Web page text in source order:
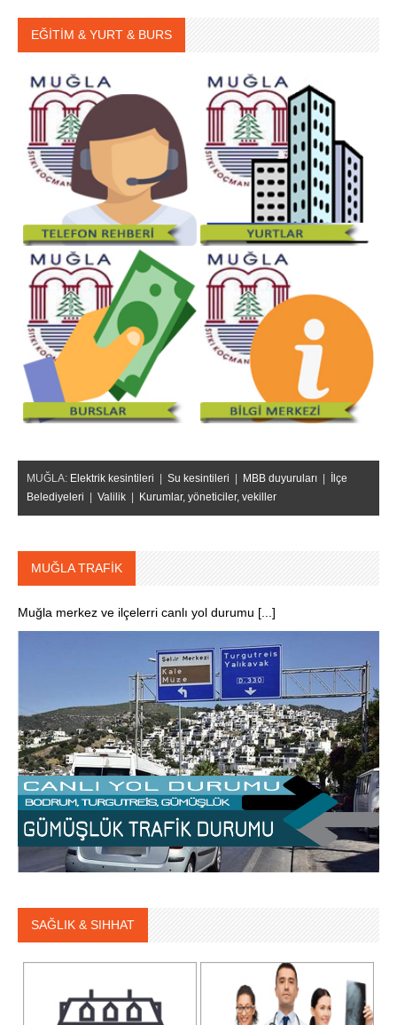
EĞİTİM & YURT & BURS
MUĞLA: Elektrik kesintileri | Su kesintileri | MBB duyuruları | İlçe
Belediyeleri | Valilik | Kurumlar, yöneticiler, vekiller
MUĞLA TRAFİK
Muğla merkez ve ilçelerri canlı yol durumu [...]
SAĞLIK & SIHHAT